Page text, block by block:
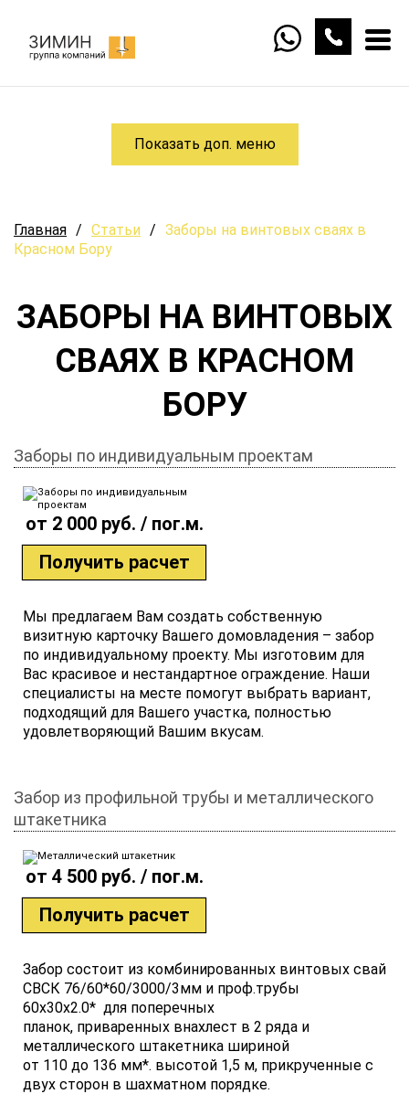
Показать доп. меню
Главная / Статьи / Заборы на винтовых сваях в
Красном Бору
ЗАБОРЫ НА ВИНТОВЫХ
СВАЯХ В КРАСНОМ
БОРУ
Заборы по индивидуальным проектам
от 2 000 руб. / пог.м.
Получить расчет
Мы предлагаем Вам создать собственную
визитную карточку Вашего домовладения – забор
по индивидуальному проекту. Мы изготовим для
Вас красивое и нестандартное ограждение. Наши
специалисты на месте помогут выбрать вариант,
подходящий для Вашего участка, полностью
удовлетворяющий Вашим вкусам.
Забор из профильной трубы и металлического
штакетника
от 4 500 руб. / пог.м.
Получить расчет
Забор состоит из комбинированных винтовых свай
СВСК 76/60*60/3000/3мм и проф.трубы
60х30х2.0* для поперечных
планок, приваренных внахлест в 2 ряда и
металлического штакетника шириной
от 110 до 136 мм*. высотой 1,5 м, прикрученные с
двух сторон в шахматном порядке.